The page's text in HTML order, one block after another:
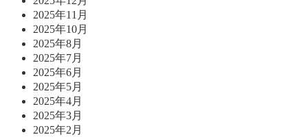
2025年11月
2025年10月
2025年8月
2025年7月
2025年6月
2025年5月
2025年4月
2025年3月
2025年2月